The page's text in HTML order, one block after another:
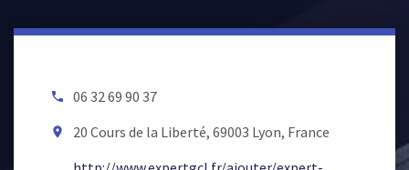
local_phone 06 32 69 90 37
room 20 Cours de la Liberté, 69003 Lyon, France